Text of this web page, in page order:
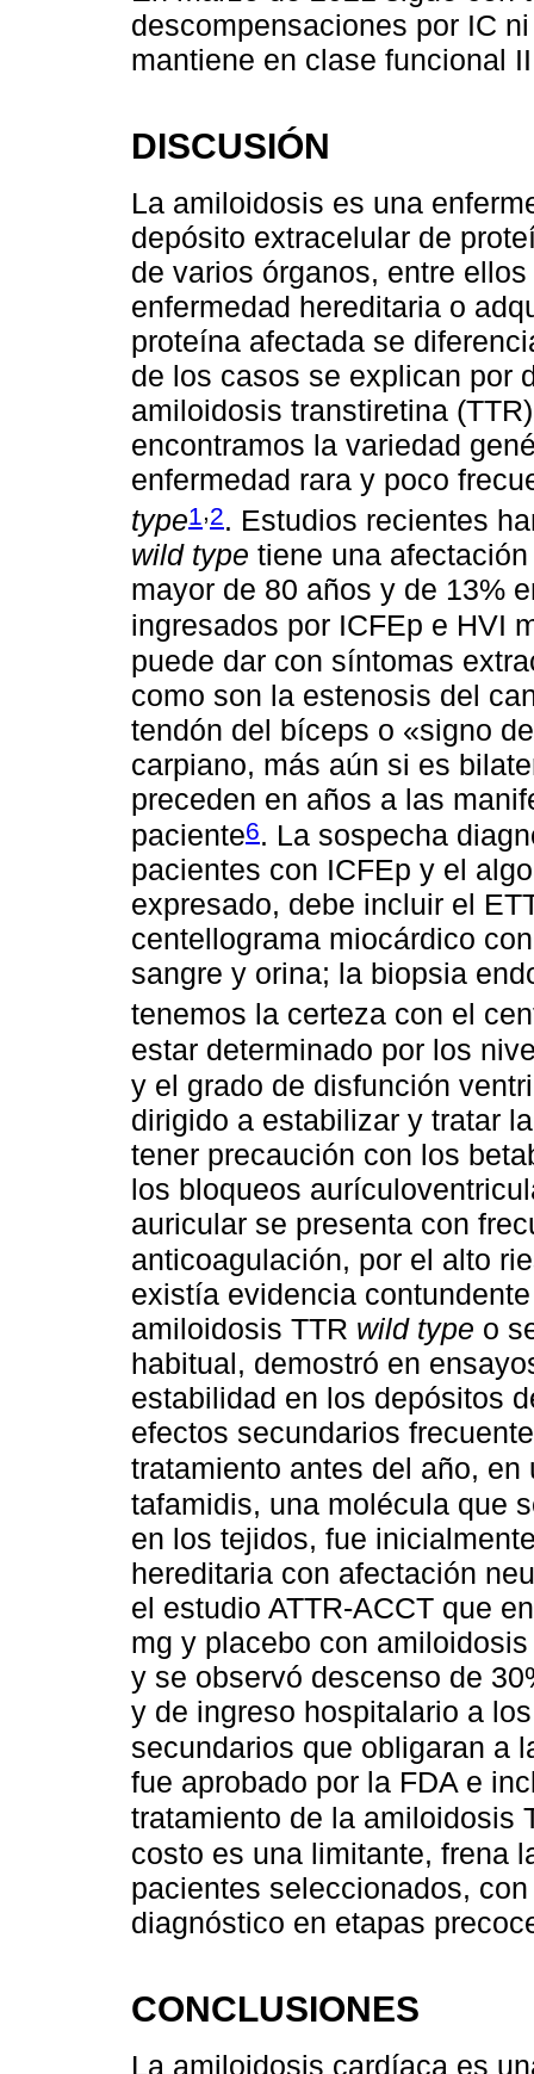
descompensaciones por IC
mantiene en clase funcional
DISCUSIÓN
La amiloidosis es una
depósito extracelular de
de varios órganos, entre
enfermedad hereditaria o
proteína afectada se
de los casos se explican por
amiloidosis transtiretina
encontramos la variedad
enfermedad rara y poco
type1,2. Estudios recientes
wild type tiene una
mayor de 80 años y de 13%
ingresados por ICFEp e HVI
puede dar con síntomas
como son la estenosis del
tendón del bíceps o «signo
carpiano, más aún si es
preceden en años a las
paciente6. La sospecha
pacientes con ICFEp y el
expresado, debe incluir el
centellograma miocárdico
sangre y orina; la biopsia
tenemos la certeza con el
estar determinado por los
y el grado de disfunción
dirigido a estabilizar y tratar
tener precaución con los
los bloqueos
auricular se presenta con
anticoagulación, por el alto
existía evidencia
amiloidosis TTR wild type o
habitual, demostró en
estabilidad en los depósitos
efectos secundarios
tratamiento antes del año, en
tafamidis, una molécula que
en los tejidos, fue
hereditaria con afectación
el estudio ATTR-ACCT que
mg y placebo con
y se observó descenso de
y de ingreso hospitalario a
secundarios que obligaran a
fue aprobado por la FDA e
tratamiento de la amiloidosis
costo es una limitante, frena
pacientes seleccionados,
diagnóstico en etapas
CONCLUSIONES
La amiloidosis cardíaca es